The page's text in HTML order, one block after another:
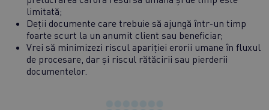
limitată;
Deții documente care trebuie să ajungă într-un timp
foarte scurt la un anumit client sau beneficiar;
Vrei să minimizezi riscul apariției erorii umane în fluxul
de procesare, dar și riscul rătăcirii sau pierderii
documentelor.